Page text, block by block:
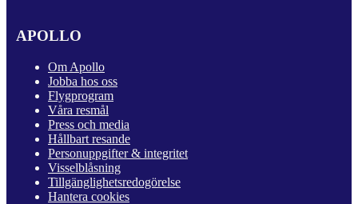
APOLLO
Om Apollo
Jobba hos oss
Flygprogram
Våra resmål
Press och media
Hållbart resande
Personuppgifter & integritet
Visselblåsning
Tillgänglighetsredogörelse
Hantera cookies